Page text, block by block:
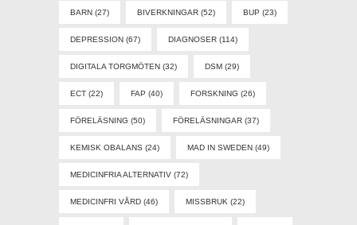
BARN (27) BIVERKNINGAR (52) BUP (23)
DEPRESSION (67) DIAGNOSER (114)
DIGITALA TORGMÖTEN (32) DSM (29)
ECT (22) FAP (40) FORSKNING (26)
FÖRELÄSNING (50) FÖRELÄSNINGAR (37)
KEMISK OBALANS (24) MAD IN SWEDEN (49)
MEDICINFRIA ALTERNATIV (72)
MEDICINFRI VÅRD (46) MISSBRUK (22)